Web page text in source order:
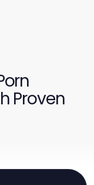
Proven